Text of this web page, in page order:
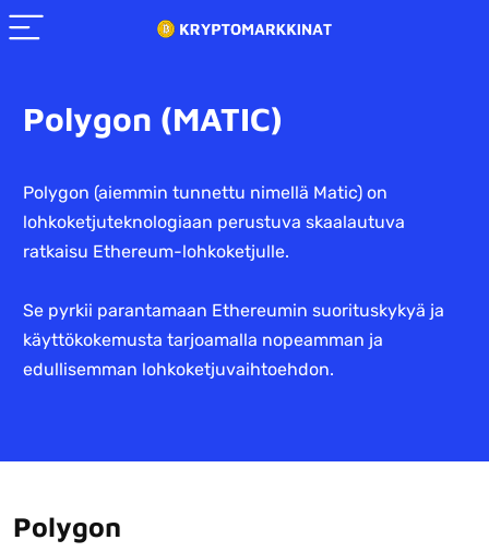
Polygon (MATIC)
Polygon (aiemmin tunnettu nimellä Matic) on
lohkoketjuteknologiaan perustuva skaalautuva
ratkaisu Ethereum-lohkoketjulle.
Se pyrkii parantamaan Ethereumin suorituskykyä ja
käyttökokemusta tarjoamalla nopeamman ja
edullisemman lohkoketjuvaihtoehdon.
Polygon